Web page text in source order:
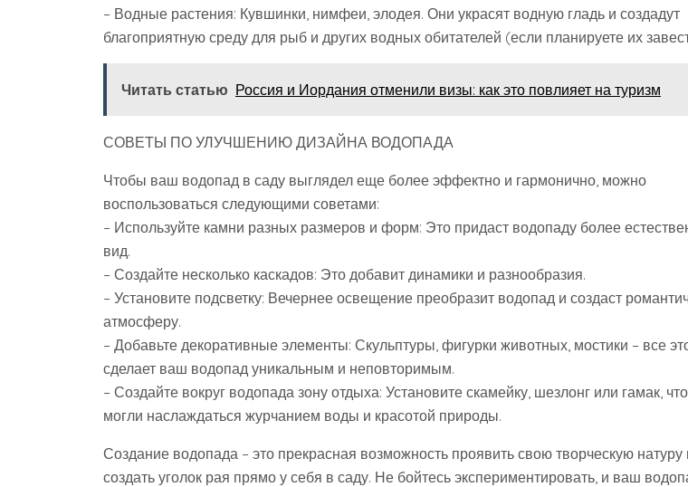
– Водные растения: Кувшинки, нимфеи, элодея. Они украсят водную гладь и создадут
благоприятную среду для рыб и других водных обитателей (если планируете их
Читать статью Россия и Иордания отменили визы: как это повлияет на туризм
СОВЕТЫ ПО УЛУЧШЕНИЮ ДИЗАЙНА ВОДОПАДА
Чтобы ваш водопад в саду выглядел еще более эффектно и гармонично, можно
воспользоваться следующими советами:
– Используйте камни разных размеров и форм: Это придаст водопаду более
вид.
– Создайте несколько каскадов: Это добавит динамики и разнообразия.
– Установите подсветку: Вечернее освещение преобразит водопад и создаст
атмосферу.
– Добавьте декоративные элементы: Скульптуры, фигурки животных, мостики – все
сделает ваш водопад уникальным и неповторимым.
– Создайте вокруг водопада зону отдыха: Установите скамейку, шезлонг или гамак,
могли наслаждаться журчанием воды и красотой природы.
Создание водопада – это прекрасная возможность проявить свою творческую натуру
создать уголок рая прямо у себя в саду. Не бойтесь экспериментировать, и ваш